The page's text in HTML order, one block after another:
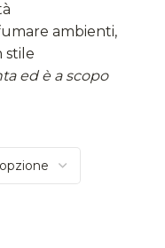
ambienti,
stile
ed è a scopo